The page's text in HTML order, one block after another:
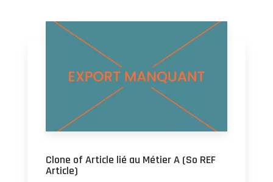
Clone of Article lié au Métier A (So REF
Article)